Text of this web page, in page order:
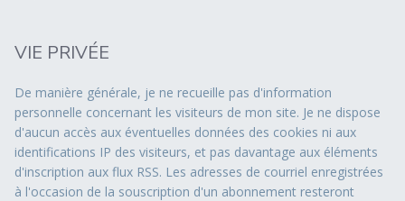
VIE PRIVÉE
De manière générale, je ne recueille pas d'information
personnelle concernant les visiteurs de mon site. Je ne dispose
d'aucun accès aux éventuelles données des cookies ni aux
identifications IP des visiteurs, et pas davantage aux éléments
d'inscription aux flux RSS. Les adresses de courriel enregistrées
à l'occasion de la souscription d'un abonnement resteront